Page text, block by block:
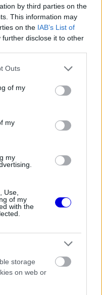
by third parties on the
This information may
on the IAB’s List of
further disclose it to other
one or more Google
You may click to
its third-party tags to
in below Google
Outs
of my
my
my
Use,
of my
with the
storage
on web or
Aston Martinhoz
Hamilton miatt
képviselőivel
a fordított rajtrács
hogy felrázza a